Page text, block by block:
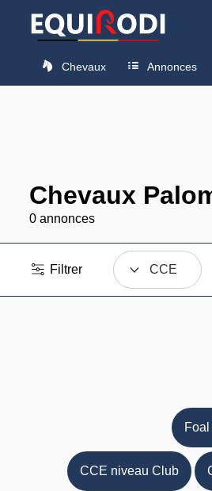
Chevaux Annonces
Chevaux
0 annonces
Filtrer CCE
CCE niveau Club